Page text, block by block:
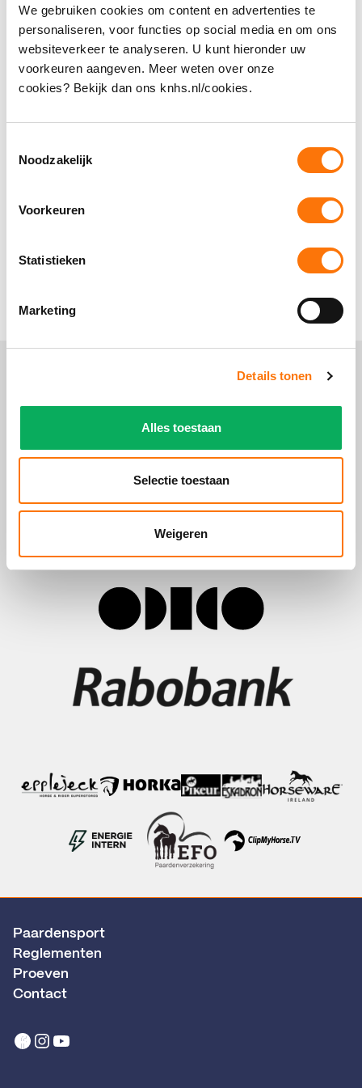
We gebruiken cookies om content en advertenties te
personaliseren, voor functies op social media en om ons
websiteverkeer te analyseren. U kunt hieronder uw
voorkeuren aangeven. Meer weten over onze
cookies? Bekijk dan ons knhs.nl/cookies.
Noodzakelijk
Voorkeuren
Statistieken
Marketing
Details tonen
Alles toestaan
Selectie toestaan
Weigeren
Ik heb een nieuw paard, wat mag ik starten in de
dressuur?
Wanneer mag je in zomertenue rijden?
Welke dressuurproeven zijn er? En waar vind ik
wedstrijden?
Vanaf welke leeftijd mag je bij de paarden
Paardensport
Reglementen
Proeven
Contact